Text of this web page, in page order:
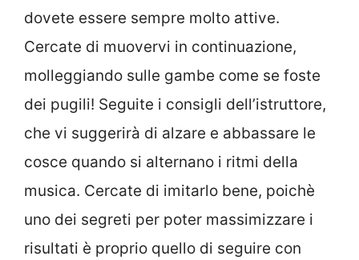
dovete essere sempre molto attive.
Cercate di muovervi in continuazione,
molleggiando sulle gambe come se foste
dei pugili! Seguite i consigli dell’istruttore,
che vi suggerirà di alzare e abbassare le
cosce quando si alternano i ritmi della
musica. Cercate di imitarlo bene, poichè
uno dei segreti per poter massimizzare i
risultati è proprio quello di seguire con